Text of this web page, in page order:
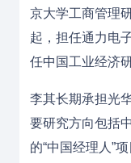
京大学工商管理
起，担任通力电
任中国工业经济
李其长期承担光
要研究方向包括
的“中国经理人”